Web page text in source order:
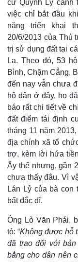
cư Quỳnh Lỷ canh
việc chỉ bắt đầu
năng triển khai
20/6/2013 của Thủ
trị sử dụng đất tại
La. Theo đó, 53
Bình, Chặm Cẳng,
đến nay vẫn chưa
hộ dân ở đây, họ
báo rất chi tiết về
đất điểm tái định
tháng 11 năm
địa chính xã tổ
trợ, kèm lời hứa
Ấy thế nhưng, gần
chưa thấy đâu. Vì
Lán Lỷ của bà
bất đắc dĩ.
Ông Lò Văn Phái,
tỏ: “Không được hỗ
đã trao đổi với
bằng cho dân nên